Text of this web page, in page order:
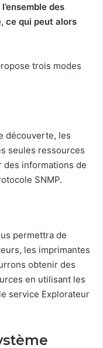
des
ce qui peut alors
trois modes
découverte, les
seules ressources
informations de
SNMP.
permettra de
les imprimantes
obtenir des
en utilisant les
service Explorateur